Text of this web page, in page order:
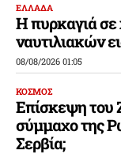
ΕΛΛΑΔΑ
Η πυρκαγιά
ναυτιλιακών
08/08/2026 01:05
ΚΟΣΜΟΣ
Επίσκεψη του
σύμμαχο της
Σερβία;